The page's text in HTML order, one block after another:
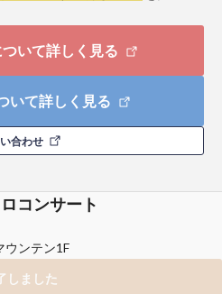
いて詳しく見る
いて詳しく見る
合わせ
コンサート
ウンテン1F
しました